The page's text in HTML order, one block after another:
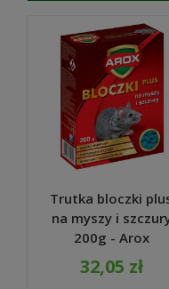
Trutka bloczki
na myszy i
200g - Arox
32,05 zł